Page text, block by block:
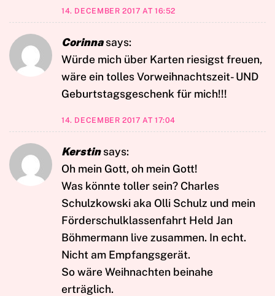
14. DECEMBER 2017 AT 16:52
Corinna says:
Würde mich über Karten riesigst freuen,
wäre ein tolles Vorweihnachtszeit- UND
Geburtstagsgeschenk für mich!!!
14. DECEMBER 2017 AT 17:04
Kerstin says:
Oh mein Gott, oh mein Gott!
Was könnte toller sein? Charles
Schulzkowski aka Olli Schulz und mein
Förderschulklassenfahrt Held Jan
Böhmermann live zusammen. In echt.
Nicht am Empfangsgerät.
So wäre Weihnachten beinahe
erträglich.